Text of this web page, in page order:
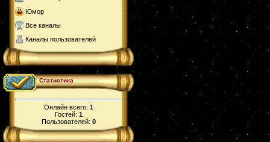
Юмор
Все каналы
Каналы пользователей
Статистика
Онлайн всего: 1
Гостей: 1
Пользователей: 0